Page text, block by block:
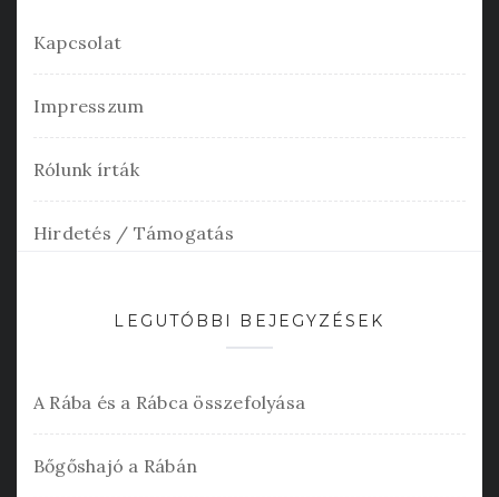
Kapcsolat
Impresszum
Rólunk írták
Hirdetés / Támogatás
LEGUTÓBBI BEJEGYZÉSEK
A Rába és a Rábca összefolyása
Bőgőshajó a Rábán